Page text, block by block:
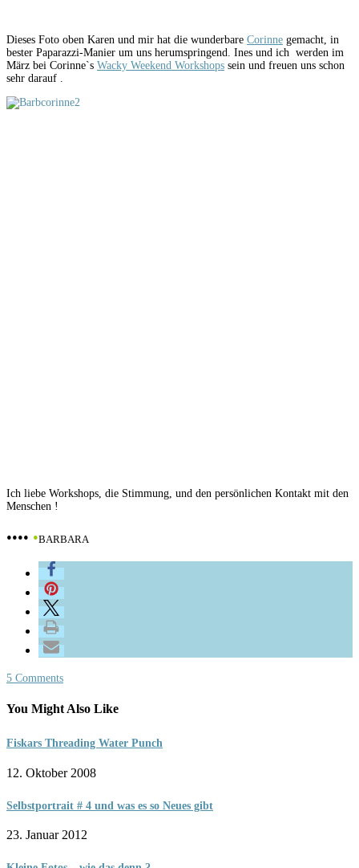
Dieses Foto oben Karen und mir hat die wunderbare Corinne gemacht, in
bester Paparazzi-Manier um uns herumspringend. Ines und ich werden im
März bei Corinne`s Wacky Weekend Workshops sein und freuen uns schon
sehr darauf .
Ich liebe Workshops, die Stimmung, und den persönlichen Kontakt mit den
Menschen !
•••• •BARBARA
5 Comments
You Might Also Like
Fiskars Threading Water Punch
12. Oktober 2008
Selbstportrait # 4 und was es so Neues gibt
23. Januar 2012